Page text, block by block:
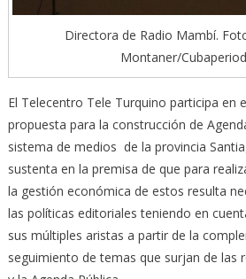
Directora de Radio Mambí.
Montaner/
El Telecentro Tele Turquino participa en
propuesta para la construcción de
sistema de medios de la provincia
sustenta en la premisa de que para
la gestión económica de estos resulta
las políticas editoriales teniendo en
sus múltiples aristas a partir de la
seguimiento de temas que surjan de las